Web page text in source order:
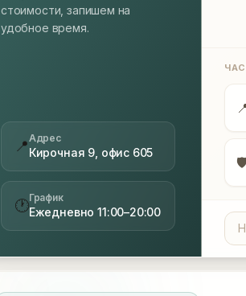
стоимости, запишем на
удобное время.
📍Адрес
Кирочная 9, офис 605
🕐График
Ежедневно 11:00–20:00
🛡